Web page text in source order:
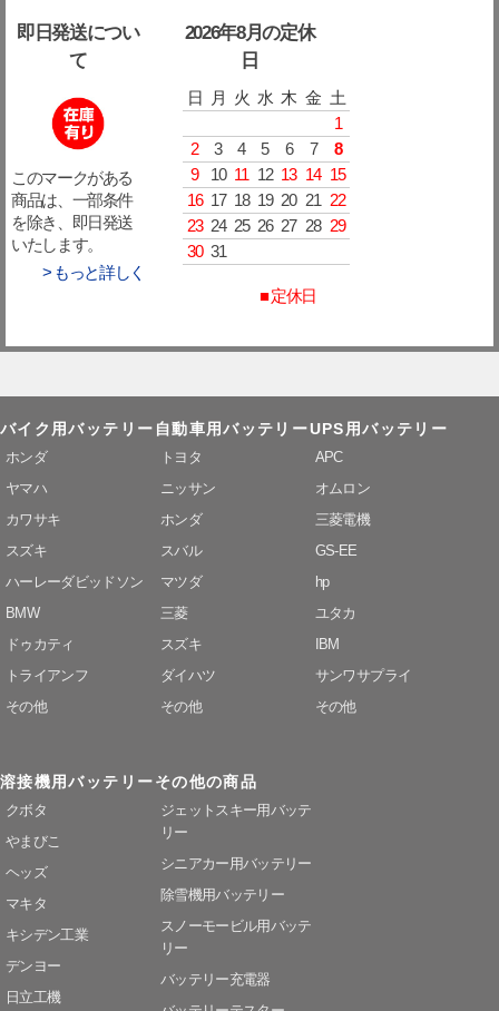
即日発送につい
て
このマークがある
商品は、一部条件
を除き、即日発送
いたします。
> もっと詳しく
2026年8月の定休
日
日 月 火 水 木 金 土
1
2
3 4 5 6 7
8
9
10 11 12 13 14 15
16 17 18 19 20 21 22
23 24 25 26 27 28 29
30 31
■ 定休日
バイク用バッテリー
ホンダ
ヤマハ
カワサキ
スズキ
ハーレーダビッドソン
BMW
ドゥカティ
トライアンフ
その他
自動車用バッテリー
トヨタ
ニッサン
ホンダ
スバル
マツダ
三菱
スズキ
ダイハツ
その他
UPS用バッテリー
APC
オムロン
三菱電機
GS-EE
hp
ユタカ
IBM
サンワサプライ
その他
溶接機用バッテリー
クボタ
やまびこ
ヘッズ
マキタ
キシデン工業
デンヨー
日立工機
その他の商品
ジェットスキー用バッテ
リー
シニアカー用バッテリー
除雪機用バッテリー
スノーモービル用バッテ
リー
バッテリー充電器